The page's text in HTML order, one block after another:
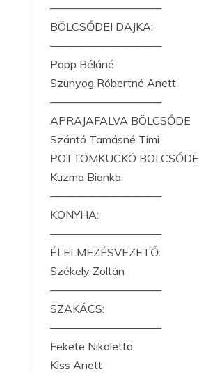
——————————
BÖLCSŐDEI DAJKA:
——————————
Papp Béláné
Szunyog Róbertné Anett
——————————
APRAJAFALVA BÖLCSŐDE
Szántó Tamásné Timi
PÖTTÖMKUCKÓ BÖLCSŐDE
Kuzma Bianka
——————————
KONYHA:
——————————
ÉLELMEZÉSVEZETŐ:
Székely Zoltán
——————————
SZAKÁCS:
——————————
Fekete Nikoletta
Kiss Anett